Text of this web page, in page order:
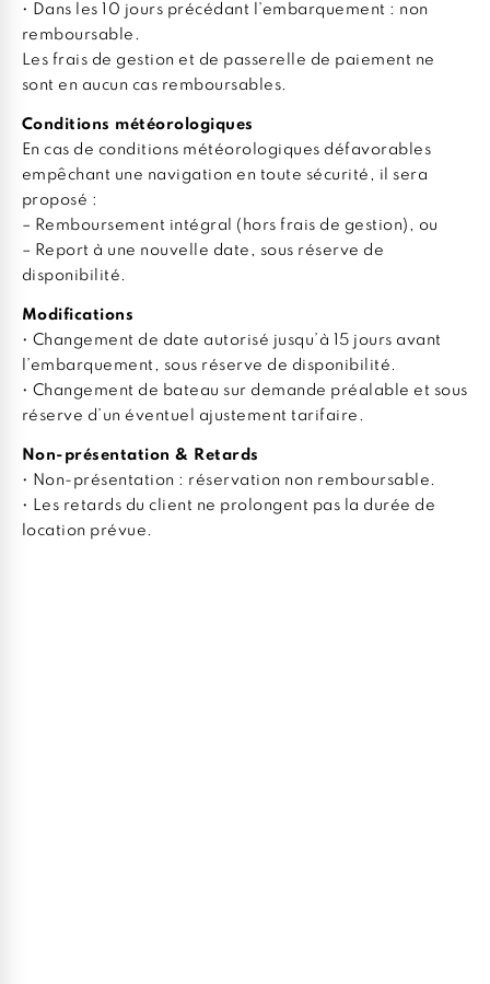
• Dans les 10 jours précédant l’embarquement : non
remboursable.
Les frais de gestion et de passerelle de paiement ne
sont en aucun cas remboursables.
Conditions météorologiques
En cas de conditions météorologiques défavorables
empêchant une navigation en toute sécurité, il sera
proposé :
– Remboursement intégral (hors frais de gestion), ou
– Report à une nouvelle date, sous réserve de
disponibilité.
Modifications
• Changement de date autorisé jusqu’à 15 jours avant
l’embarquement, sous réserve de disponibilité.
• Changement de bateau sur demande préalable et sous
réserve d’un éventuel ajustement tarifaire.
Non-présentation & Retards
• Non-présentation : réservation non remboursable.
• Les retards du client ne prolongent pas la durée de
location prévue.